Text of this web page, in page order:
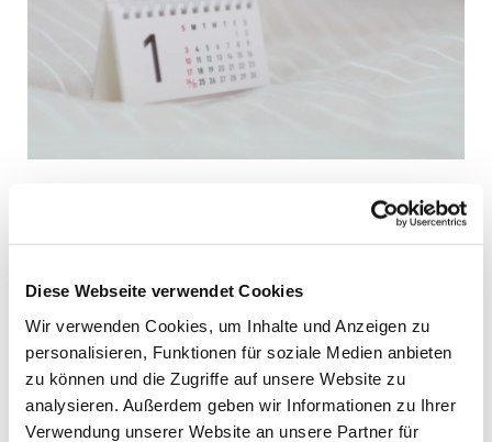
Diese Webseite verwendet Cookies
Wir verwenden Cookies, um Inhalte und Anzeigen zu
personalisieren, Funktionen für soziale Medien anbieten
zu können und die Zugriffe auf unsere Website zu
analysieren. Außerdem geben wir Informationen zu Ihrer
Verwendung unserer Website an unsere Partner für
15:30 Uhr
St. Katharinen Kirche,
Nordlandstr. 13, Hörn 1, 23775
Großenbrode